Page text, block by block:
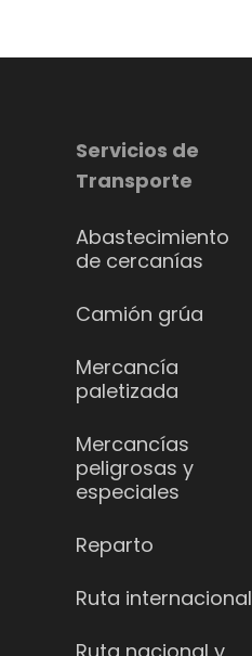
Servicios de
Transporte
Abastecimiento
de cercanías
Camión grúa
Mercancía
paletizada
Mercancías
peligrosas y
especiales
Reparto
Ruta internacional